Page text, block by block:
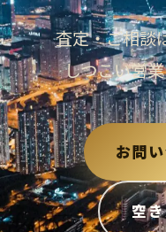
査定・ご相談
しつこい営
お問
空